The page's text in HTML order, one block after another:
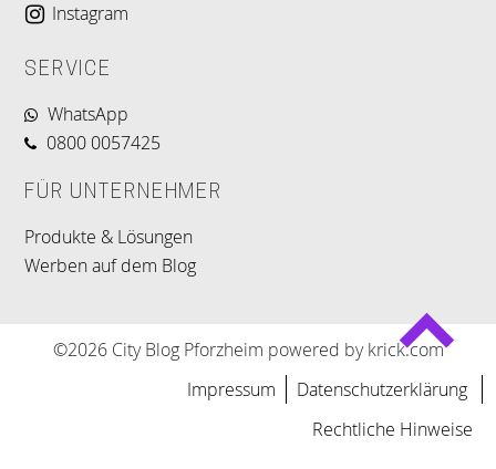
Instagram
SERVICE
WhatsApp
0800 0057425
FÜR UNTERNEHMER
Produkte & Lösungen
Werben auf dem Blog
©2026 City Blog Pforzheim powered by krick.com
Impressum
Datenschutzerklärung
Rechtliche Hinweise